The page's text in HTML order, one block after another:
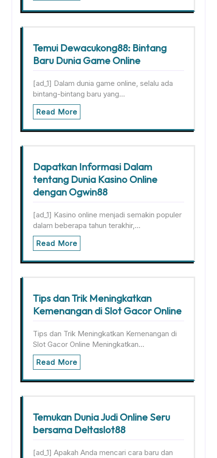
Temui Dewacukong88: Bintang
Baru Dunia Game Online
[ad_1] Dalam dunia game online, selalu ada
bintang-bintang baru yang…
Read More
Dapatkan Informasi Dalam
tentang Dunia Kasino Online
dengan Ogwin88
[ad_1] Kasino online menjadi semakin populer
dalam beberapa tahun terakhir,…
Read More
Tips dan Trik Meningkatkan
Kemenangan di Slot Gacor Online
Tips dan Trik Meningkatkan Kemenangan di
Slot Gacor Online Meningkatkan…
Read More
Temukan Dunia Judi Online Seru
bersama Deltaslot88
[ad_1] Apakah Anda mencari cara baru dan